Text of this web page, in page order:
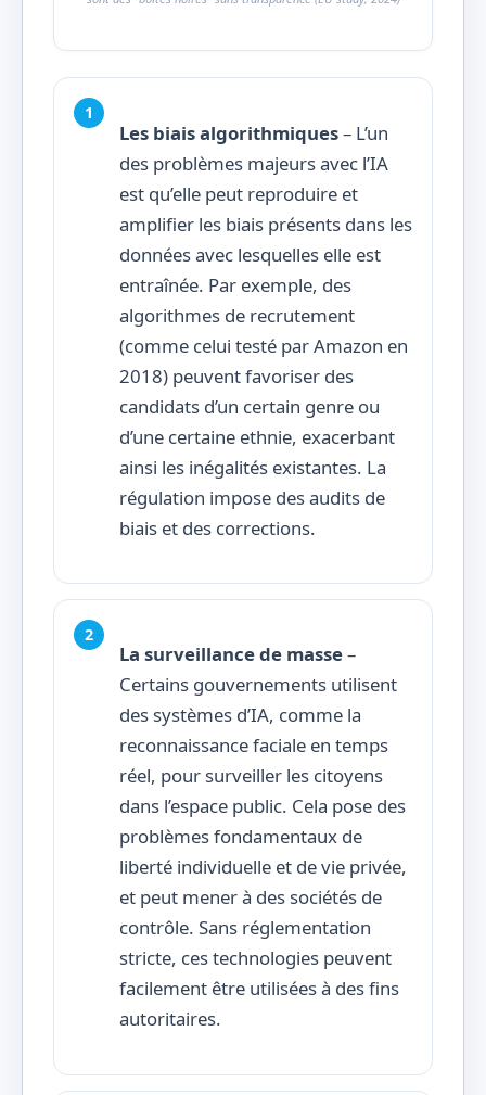
Les biais algorithmiques– L’un
des problèmes majeurs avec l’IA
est qu’elle peut reproduire et
amplifier les biais présents dans les
données avec lesquelles elle est
entraînée. Par exemple, des
algorithmes de recrutement
(comme celui testé par Amazon en
2018) peuvent favoriser des
candidats d’un certain genre ou
d’une certaine ethnie, exacerbant
ainsi les inégalités existantes. La
régulation impose des audits de
biais et des corrections.
La surveillance de masse–
Certains gouvernements utilisent
des systèmes d’IA, comme la
reconnaissance faciale en temps
réel, pour surveiller les citoyens
dans l’espace public. Cela pose des
problèmes fondamentaux de
liberté individuelle et de vie privée,
et peut mener à des sociétés de
contrôle. Sans réglementation
stricte, ces technologies peuvent
facilement être utilisées à des fins
autoritaires.